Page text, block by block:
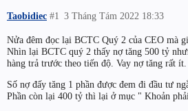
Taobidiec 3 Tháng Tám 2022 18:33
#1
Nửa đêm đọc lại BCTC Quý 2 của CEO mà
Nhìn lại BCTC quý 2 thấy nợ tăng 500 tỷ
hàng trả trước theo tiến độ. Vay nợ tăng rất
Số nợ đấy tăng 1 phần được đem đi đầu tư
Phần còn lại 400 tỷ thì lại ở mục " Khoản